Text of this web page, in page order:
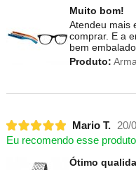
Muito bom!
Atendeu mais
comprar. E a
bem
Produto:
Mario T.
20/
Eu recomendo esse
Ótimo